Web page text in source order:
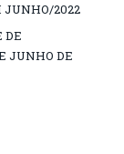
JUNHO/2022
DE
JUNHO DE